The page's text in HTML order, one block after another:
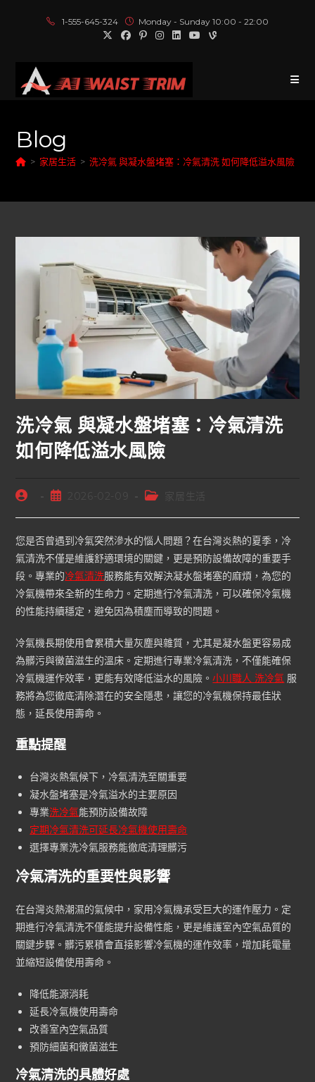
1-555-645-324 Monday - Sunday 10:00 - 22:00
Blog
> 家居生活 > 洗冷氣 與凝水盤堵塞：冷氣清洗 如何降低溢水風險
洗冷氣 與凝水盤堵塞：冷氣清洗
如何降低溢水風險
您是否曾遇到冷氣突然滲水的惱人問題？在台灣炎熱的夏季，冷
氣清洗不僅是維護舒適環境的關鍵，更是預防設備故障的重要手
段。專業的冷氣清洗服務能有效解決凝水盤堵塞的麻煩，為您的
冷氣機帶來全新的生命力。定期進行冷氣清洗，可以確保冷氣機
的性能持續穩定，避免因為積塵而導致的問題。
冷氣機長期使用會累積大量灰塵與雜質，尤其是凝水盤更容易成
為髒污與黴菌滋生的溫床。定期進行專業冷氣清洗，不僅能確保
冷氣機運作效率，更能有效降低溢水的風險。小川職人 洗冷氣 服
務將為您徹底清除潛在的安全隱患，讓您的冷氣機保持最佳狀
態，延長使用壽命。
重點提醒
台灣炎熱氣候下，冷氣清洗至關重要
凝水盤堵塞是冷氣溢水的主要原因
專業洗冷氣能預防設備故障
定期冷氣清洗可延長冷氣機使用壽命
選擇專業洗冷氣服務能徹底清理髒污
冷氣清洗的重要性與影響
在台灣炎熱潮濕的氣候中，家用冷氣機承受巨大的運作壓力。定
期進行冷氣清洗不僅能提升設備性能，更是維護室內空氣品質的
關鍵步驟。髒污累積會直接影響冷氣機的運作效率，增加耗電量
並縮短設備使用壽命。
降低能源消耗
延長冷氣機使用壽命
改善室內空氣品質
預防細菌和黴菌滋生
冷氣清洗的具體好處